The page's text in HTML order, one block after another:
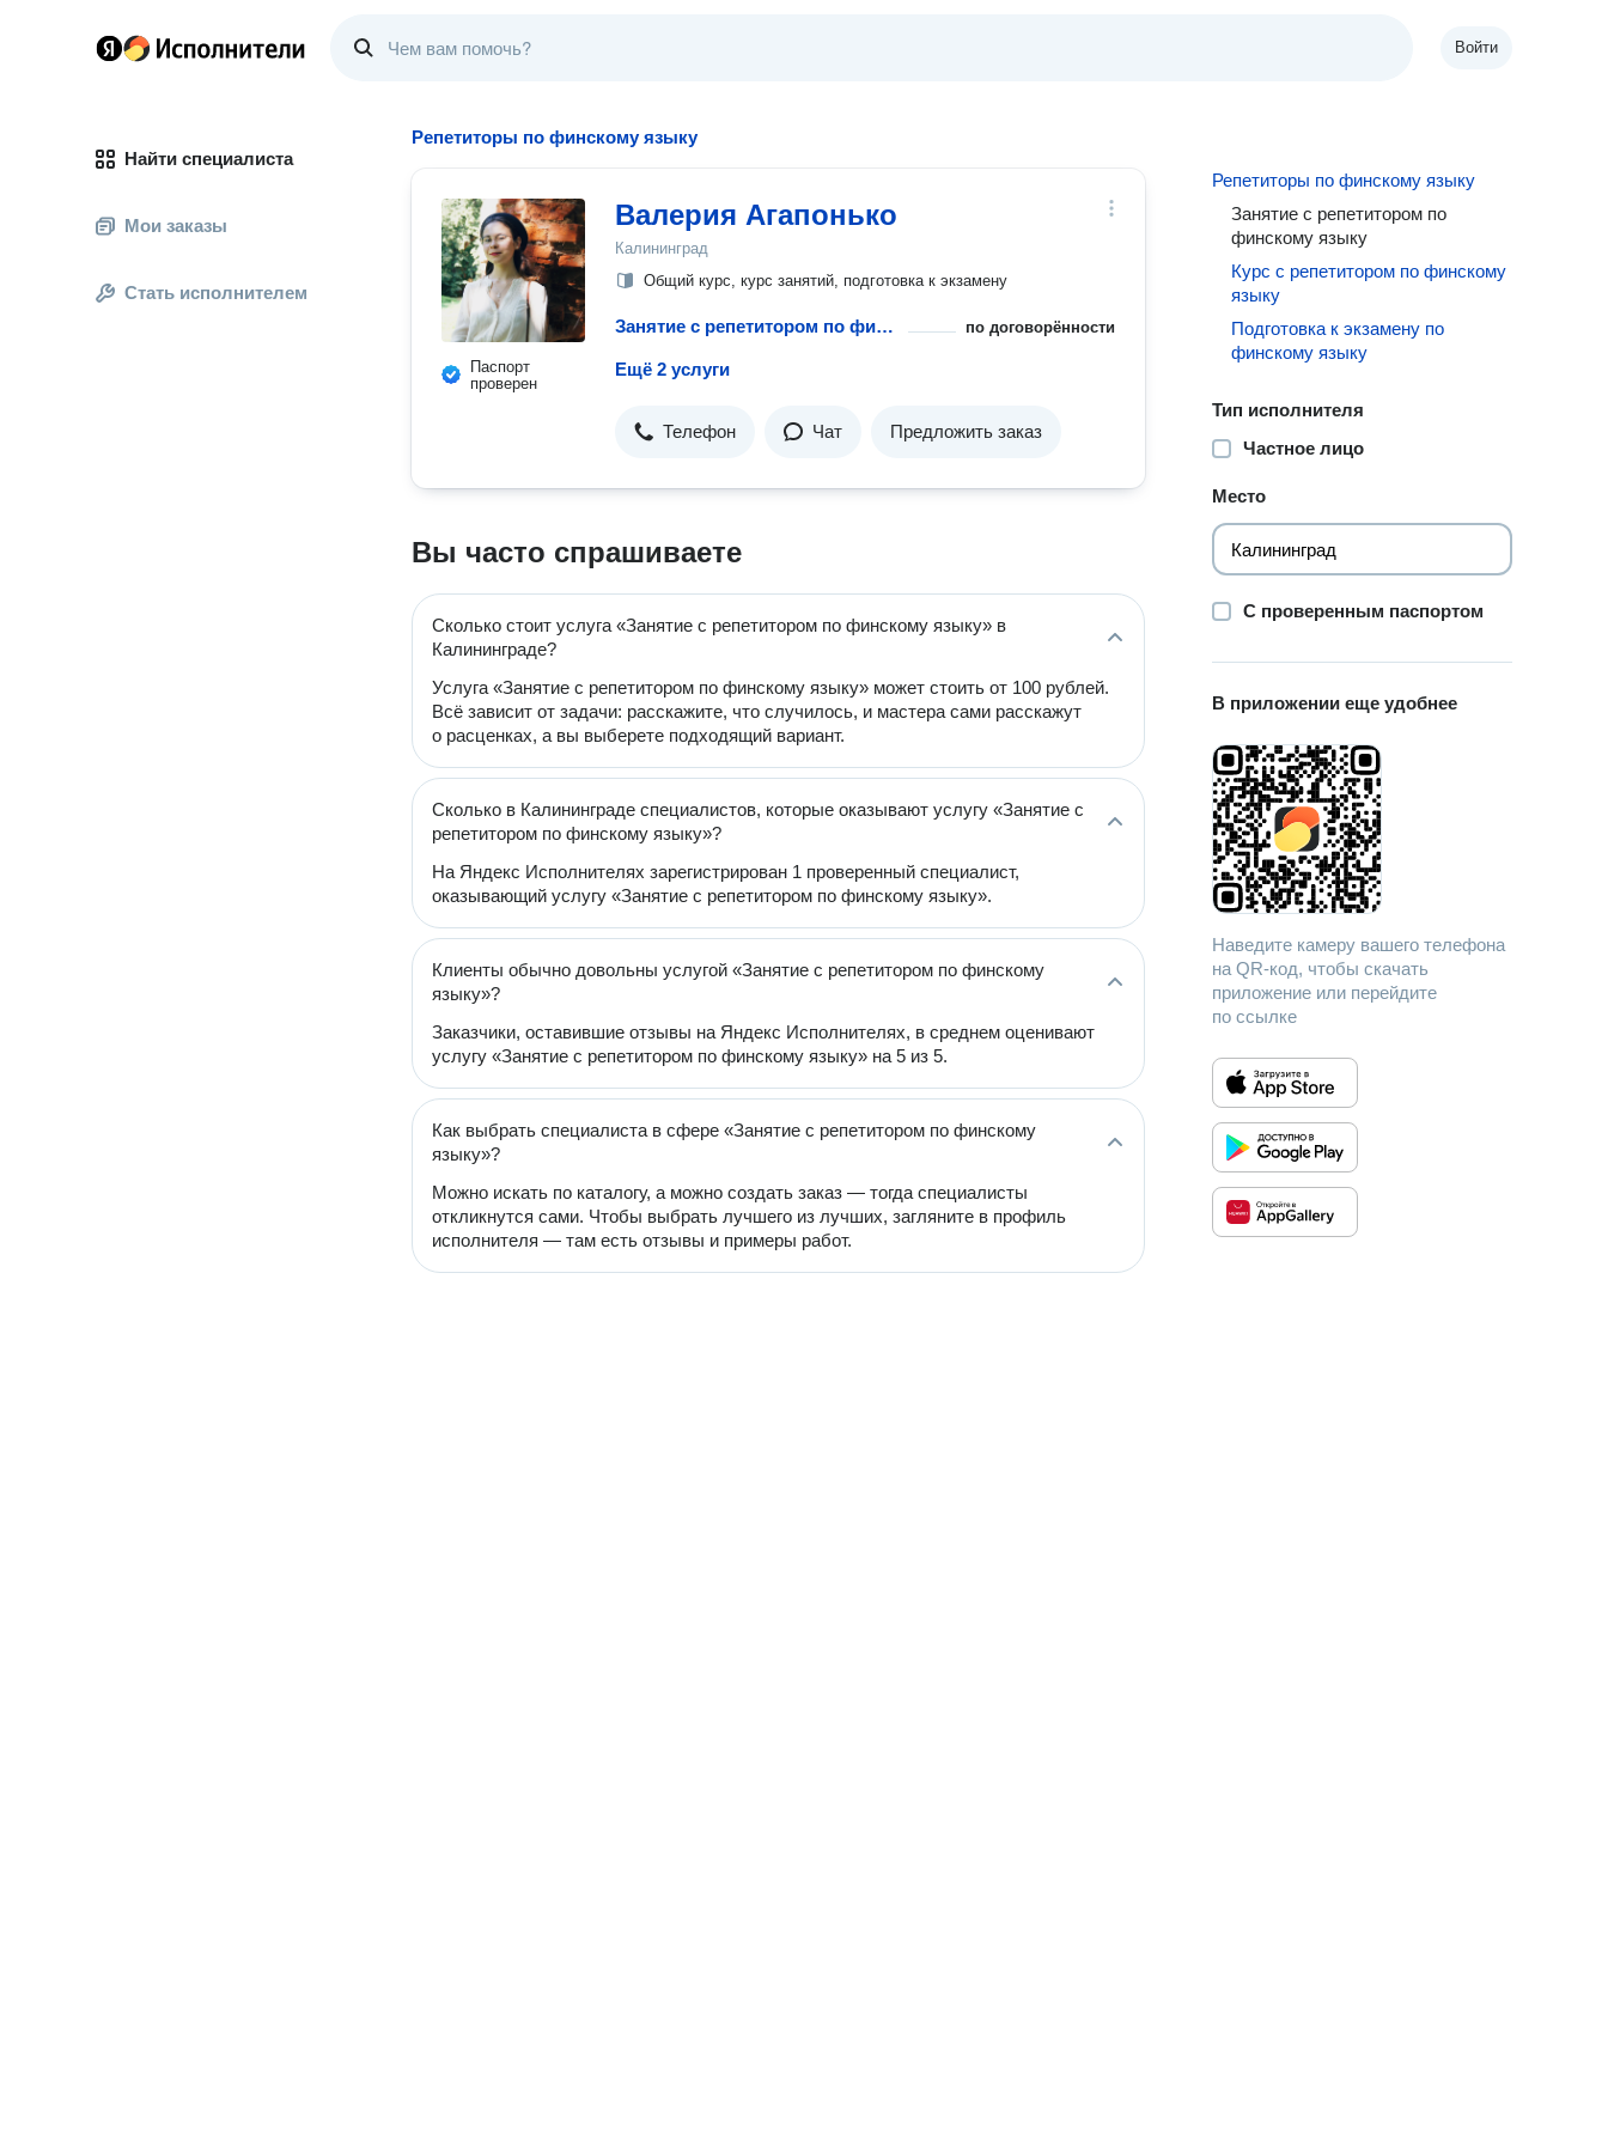
Войти
Найти специалиста
Мои заказы
Стать исполнителем
Репетиторы по финскому языку
Паспорт
проверен
Валерия Агапонько
Калининград
Общий курс, курс занятий, подготовка к экзамену
Занятие с репетитором по финскому языку по договорённости
Ещё 2 услуги
Телефон Чат Предложить заказ
Вы часто спрашиваете
Сколько стоит услуга «Занятие с репетитором по финскому языку» в
Калининграде?
Услуга «Занятие с репетитором по финскому языку» может стоить от 100 рублей.
Всё зависит от задачи: расскажите, что случилось, и мастера сами расскажут
о расценках, а вы выберете подходящий вариант.
Сколько в Калининграде специалистов, которые оказывают услугу «Занятие с
репетитором по финскому языку»?
На Яндекс Исполнителях зарегистрирован 1 проверенный специалист,
оказывающий услугу «Занятие с репетитором по финскому языку».
Клиенты обычно довольны услугой «Занятие с репетитором по финскому
языку»?
Заказчики, оставившие отзывы на Яндекс Исполнителях, в среднем оценивают
услугу «Занятие с репетитором по финскому языку» на 5 из 5.
Как выбрать специалиста в сфере «Занятие с репетитором по финскому
языку»?
Можно искать по каталогу, а можно создать заказ — тогда специалисты
откликнутся сами. Чтобы выбрать лучшего из лучших, загляните в профиль
исполнителя — там есть отзывы и примеры работ.
Репетиторы по финскому языку
Занятие с репетитором по
финскому языку
Курс с репетитором по финскому
языку
Подготовка к экзамену по
финскому языку
Тип исполнителя
Частное лицо
Место
С проверенным паспортом
В приложении еще удобнее
Наведите камеру вашего телефона
на QR-код, чтобы скачать
приложение или перейдите
по ссылке